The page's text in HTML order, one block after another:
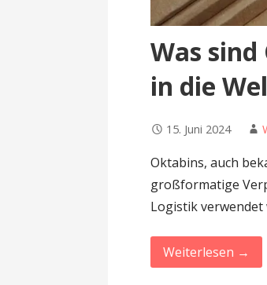
Was
in die
15. Juni 2024
Oktabins, auch
großformatige
Logistik verwendet
Weiterlesen →